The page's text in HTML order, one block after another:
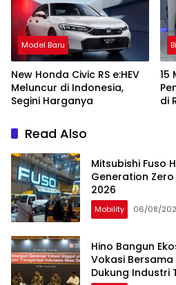
Model Baru
New Honda Civic RS e:HEV
Meluncur di Indonesia,
Segini Harganya
15
di
Read Also
Mitsubishi Fuso
Generation Zero
2026
Mobility 06/08/
Hino Bangun
Vokasi
Dukung Industri